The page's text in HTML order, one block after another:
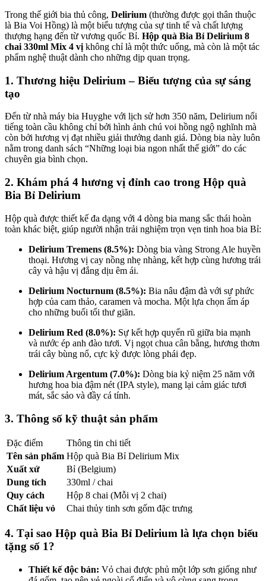
Trong thế giới bia thủ công, Delirium (thường được gọi thân thuộc
là Bia Voi Hồng) là một biểu tượng của sự tinh tế và chất lượng
thượng hạng đến từ vương quốc Bỉ. Hộp quà Bia Bỉ Delirium 8
chai 330ml Mix 4 vị không chỉ là một thức uống, mà còn là một tác
phẩm nghệ thuật dành cho những dịp quan trọng.
1. Thương hiệu Delirium – Biểu tượng của sự sáng
tạo
Đến từ nhà máy bia Huyghe với lịch sử hơn 350 năm, Delirium nổi
tiếng toàn cầu không chỉ bởi hình ảnh chú voi hồng ngộ nghĩnh mà
còn bởi hương vị đạt nhiều giải thưởng danh giá. Dòng bia này luôn
nằm trong danh sách “Những loại bia ngon nhất thế giới” do các
chuyên gia bình chọn.
2. Khám phá 4 hương vị đỉnh cao trong Hộp quà
Bia Bỉ Delirium
Hộp quà được thiết kế đa dạng với 4 dòng bia mang sắc thái hoàn
toàn khác biệt, giúp người nhận trải nghiệm trọn vẹn tinh hoa bia Bỉ:
Delirium Tremens (8.5%): Dòng bia vàng Strong Ale huyền
thoại. Hương vị cay nồng nhẹ nhàng, kết hợp cùng hương trái
cây và hậu vị đắng dịu êm ái.
Delirium Nocturnum (8.5%): Bia nâu đậm đà với sự phức
hợp của cam thảo, caramen và mocha. Một lựa chọn ấm áp
cho những buổi tối thư giãn.
Delirium Red (8.0%): Sự kết hợp quyến rũ giữa bia mạnh
và nước ép anh đào tươi. Vị ngọt chua cân bằng, hương thơm
trái cây bùng nổ, cực kỳ được lòng phái đẹp.
Delirium Argentum (7.0%): Dòng bia kỷ niệm 25 năm với
hương hoa bia đậm nét (IPA style), mang lại cảm giác tươi
mát, sắc sảo và đầy cá tính.
3. Thông số kỹ thuật sản phẩm
Đặc điểm
Thông tin chi tiết
Tên sản phẩm Hộp quà Bia Bỉ Delirium Mix
Xuất xứ
Bỉ (Belgium)
Dung tích
330ml / chai
Quy cách
Hộp 8 chai (Mỗi vị 2 chai)
Chất liệu vỏ
Chai thủy tinh sơn gốm đặc trưng
4. Tại sao Hộp quà Bia Bỉ Delirium là lựa chọn biếu
tặng số 1?
Thiết kế độc bản: Vỏ chai được phủ một lớp sơn giống như